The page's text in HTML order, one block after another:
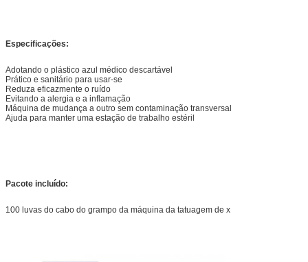
Especificações:
Adotando o plástico azul médico descartável
Prático e sanitário para usar-se
Reduza eficazmente o ruído
Evitando a alergia e a inflamação
Máquina de mudança a outro sem contaminação transversal
Ajuda para manter uma estação de trabalho estéril
Pacote incluído:
100 luvas do cabo do grampo da máquina da tatuagem de x